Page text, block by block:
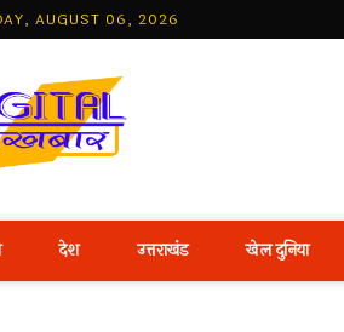
AUGUST 06, 2026
Best
देश उत्तराखंड खेल दुनिया